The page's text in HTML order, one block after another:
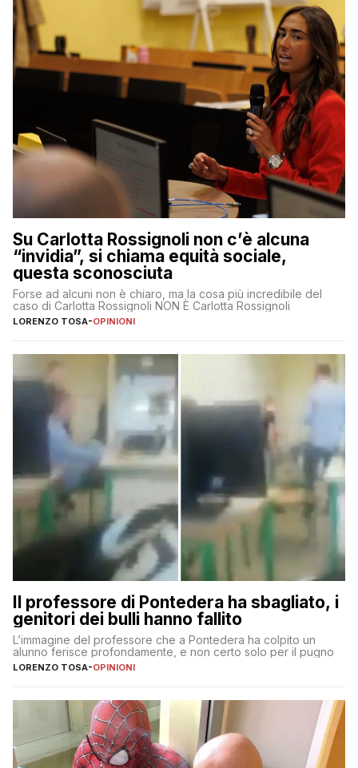
Su Carlotta Rossignoli non c’è alcuna
“invidia”, si chiama equità sociale,
questa sconosciuta
Forse ad alcuni non è chiaro, ma la cosa più incredibile del
caso di Carlotta Rossignoli NON È Carlotta Rossignoli
LORENZO TOSA-OPINIONI
Il professore di Pontedera ha sbagliato, i
genitori dei bulli hanno fallito
L’immagine del professore che a Pontedera ha colpito un
alunno ferisce profondamente, e non certo solo per il pugno
LORENZO TOSA-OPINIONI